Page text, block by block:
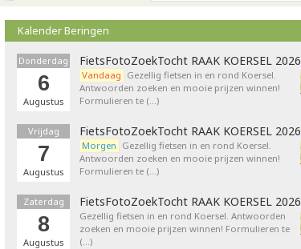
Kalender Beringen
Donderdag
6
Augustus
FietsFotoZoekTocht RAAK KOERSEL 2026
Vandaag Gezellig fietsen in en rond Koersel.
Antwoorden zoeken en mooie prijzen winnen!
Formulieren te (…)
Vrijdag
7
Augustus
FietsFotoZoekTocht RAAK KOERSEL 2026
Morgen Gezellig fietsen in en rond Koersel.
Antwoorden zoeken en mooie prijzen winnen!
Formulieren te (…)
Zaterdag
8
Augustus
FietsFotoZoekTocht RAAK KOERSEL 2026
Gezellig fietsen in en rond Koersel. Antwoorden
zoeken en mooie prijzen winnen! Formulieren te
(…)